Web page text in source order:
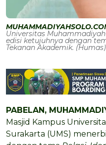
Universitas
edisi ketujuhnya dengan
Tekanan Akademik. (Humas)
PABELAN,
Masjid Kampus
Surakarta (UMS)